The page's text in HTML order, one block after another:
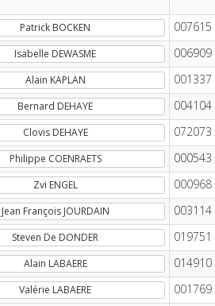
Patrick BOCKEN
007615
Isabelle DEWASME
006909
Alain KAPLAN
001337
Bernard DEHAYE
004104
Clovis DEHAYE
072073
Philippe COENRAETS
000543
Zvi ENGEL
000968
Jean François JOURDAIN
003114
Steven De DONDER
019751
Alain LABAERE
014910
Valérie LABAERE
001769